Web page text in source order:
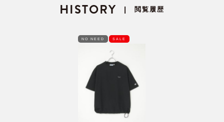
HISTORY | 閲覧履歴
NO NEED SALE